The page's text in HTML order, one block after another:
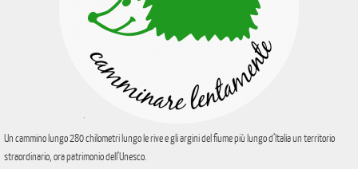
Un cammino lungo 280 chilometri lungo le rive e gli argini del fiume più lungo d’Italia un territorio
straordinario, ora patrimonio dell’Unesco.